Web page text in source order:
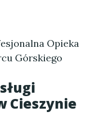
Opieka
Górskiego
Cieszynie